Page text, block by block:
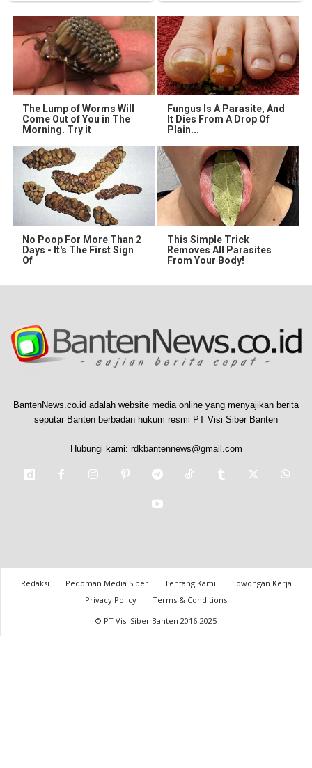
The Lump of Worms Will
Come Out of You in The
Morning. Try it
Fungus Is A Parasite, And
It Dies From A Drop Of
Plain...
No Poop For More Than 2
Days - It's The First Sign
Of
This Simple Trick
Removes All Parasites
From Your Body!
BantenNews.co.id adalah website media online yang menyajikan berita
seputar Banten berbadan hukum resmi PT Visi Siber Banten
Hubungi kami: rdkbantennews@gmail.com
Redaksi Pedoman Media Siber Tentang Kami
Lowongan Kerja
Privacy Policy
Terms & Conditions
© PT Visi Siber Banten 2016-2025